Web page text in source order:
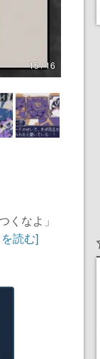
15 / 16
くなよ」
読む]